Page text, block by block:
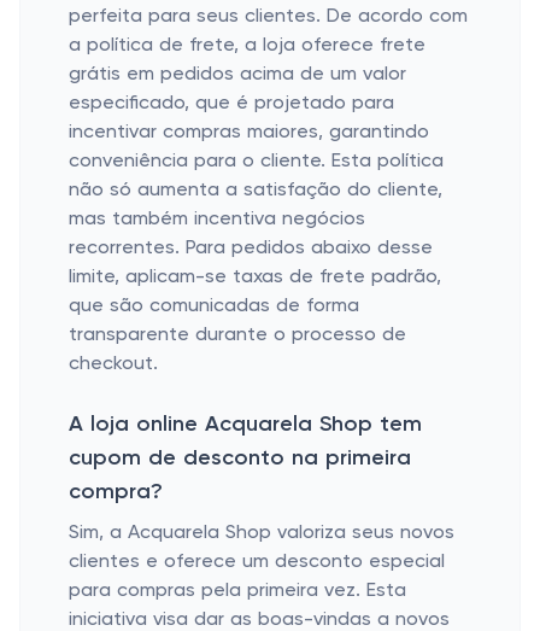
perfeita para seus clientes. De acordo com
a política de frete, a loja oferece frete
grátis em pedidos acima de um valor
especificado, que é projetado para
incentivar compras maiores, garantindo
conveniência para o cliente. Esta política
não só aumenta a satisfação do cliente,
mas também incentiva negócios
recorrentes. Para pedidos abaixo desse
limite, aplicam-se taxas de frete padrão,
que são comunicadas de forma
transparente durante o processo de
checkout.
A loja online Acquarela Shop tem
cupom de desconto na primeira
compra?
Sim, a Acquarela Shop valoriza seus novos
clientes e oferece um desconto especial
para compras pela primeira vez. Esta
iniciativa visa dar as boas-vindas a novos